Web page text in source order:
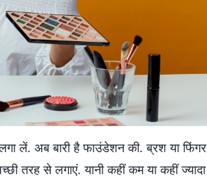
लें. अब बारी है फाउंडेशन की. ब्रश या फिंगर
तरह से लगाएं. यानी कहीं कम या कहीं ज्‍यादा